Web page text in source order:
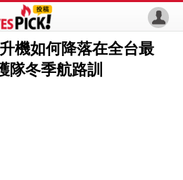
機如何降落在全台最
隊冬季航路訓